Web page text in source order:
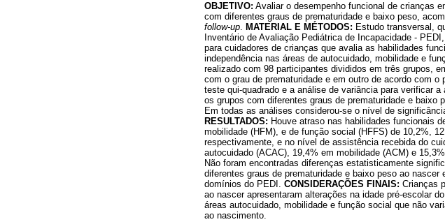
OBJETIVO: Avaliar o desempenho funcional de crianças
com diferentes graus de prematuridade e baixo peso,
follow-up. MATERIAL E MÉTODOS: Estudo transversal,
Inventário de Avaliação Pediátrica de Incapacidade -
para cuidadores de crianças que avalia as habilidades
independência nas áreas de autocuidado, mobilidade e
realizado com 98 participantes divididos em três grupos,
com o grau de prematuridade e em outro de acordo com o
teste qui-quadrado e a análise de variância para verificar
os grupos com diferentes graus de prematuridade e baixo
Em todas as análises considerou-se o nível de
RESULTADOS: Houve atraso nas habilidades funcionais
mobilidade (HFM), e de função social (HFFS) de 10,2%,
respectivamente, e no nível de assistência recebida do
autocuidado (ACAC), 19,4% em mobilidade (ACM) e
Não foram encontradas diferenças estatisticamente
diferentes graus de prematuridade e baixo peso ao nascer
domínios do PEDI. CONSIDERAÇÕES FINAIS: Crianças
ao nascer apresentaram alterações na idade pré-escolar
áreas autocuidado, mobilidade e função social que não
ao nascimento.